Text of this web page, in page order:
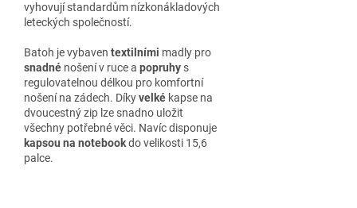
vyhovují standardům nízkonákladových
leteckých společností.
Batoh je vybaven textilními madly pro
snadné nošení v ruce a popruhy s
regulovatelnou délkou pro komfortní
nošení na zádech. Díkyvelké kapse na
dvoucestný zip lze snadno uložit
všechny potřebné věci. Navíc disponuje
kapsou na notebookdo velikosti 15,6
palce.